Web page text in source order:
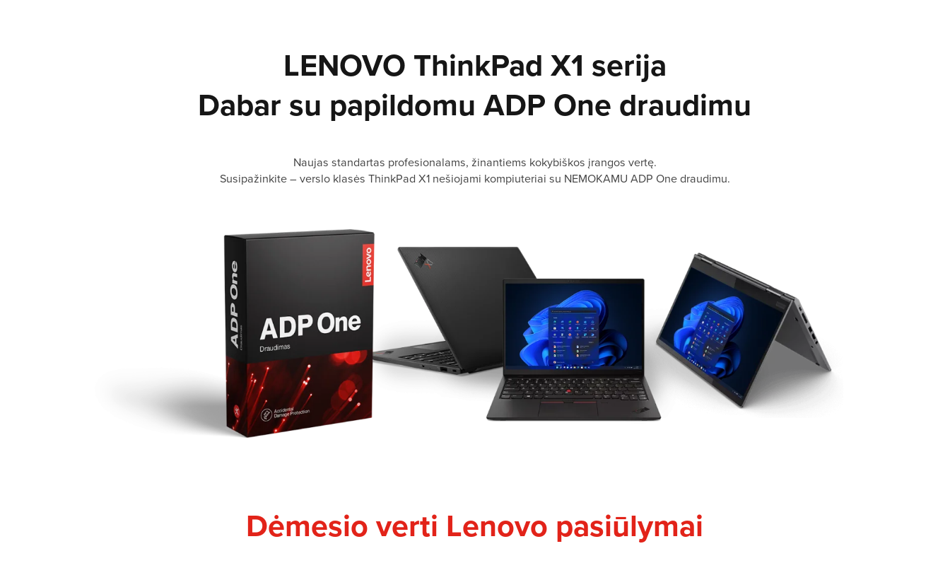
LENOVO ThinkPad X1 serija
Dabar su papildomu ADP One draudimu
Naujas standartas profesionalams, žinantiems kokybiškos įrangos vertę.
Susipažinkite – verslo klasės ThinkPad X1 nešiojami kompiuteriai su NEMOKAMU ADP One draudimu.
Dėmesio verti Lenovo pasiūlymai